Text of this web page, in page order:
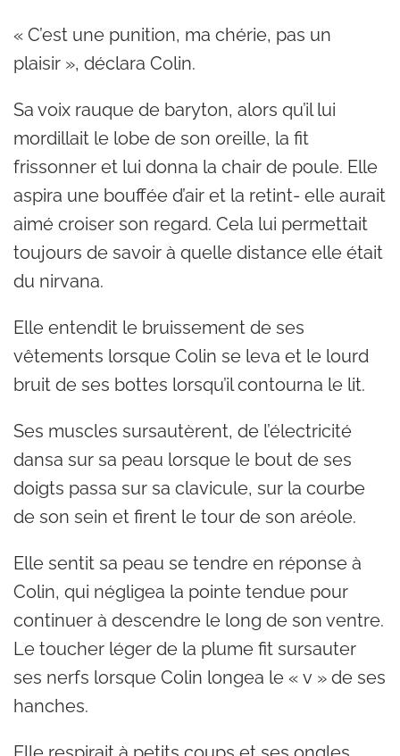
« C’est une punition, ma chérie, pas un
plaisir », déclara Colin.
Sa voix rauque de baryton, alors qu’il lui
mordillait le lobe de son oreille, la fit
frissonner et lui donna la chair de poule. Elle
aspira une bouffée d’air et la retint- elle aurait
aimé croiser son regard. Cela lui permettait
toujours de savoir à quelle distance elle était
du nirvana.
Elle entendit le bruissement de ses
vêtements lorsque Colin se leva et le lourd
bruit de ses bottes lorsqu’il contourna le lit.
Ses muscles sursautèrent, de l’électricité
dansa sur sa peau lorsque le bout de ses
doigts passa sur sa clavicule, sur la courbe
de son sein et firent le tour de son aréole.
Elle sentit sa peau se tendre en réponse à
Colin, qui négligea la pointe tendue pour
continuer à descendre le long de son ventre.
Le toucher léger de la plume fit sursauter
ses nerfs lorsque Colin longea le « v » de ses
hanches.